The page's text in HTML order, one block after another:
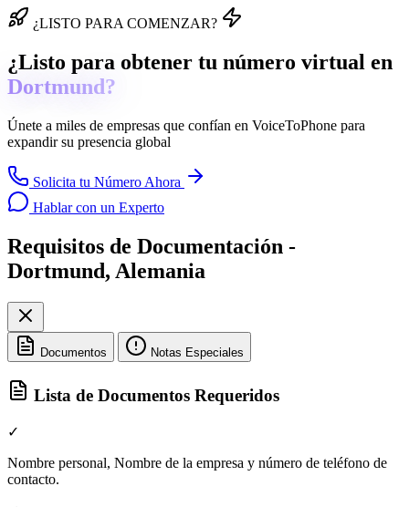
¿LISTO PARA COMENZAR?
¿Listo para obtener tu número virtual en
Dortmund?
Únete a miles de empresas que confían en VoiceToPhone para
expandir su presencia global
Solicita tu Número Ahora
Hablar con un Experto
Requisitos de Documentación -
Dortmund, Alemania
Documentos Notas Especiales
Lista de Documentos Requeridos
✓
Nombre personal, Nombre de la empresa y número de teléfono de
contacto.